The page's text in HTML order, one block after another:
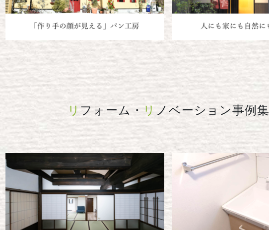
リ フォーム・ リ ノベーション事例集